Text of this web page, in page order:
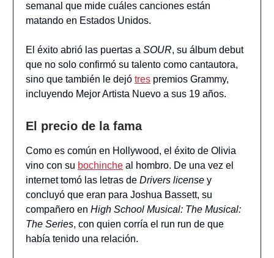
semanal que mide cuáles canciones están
matando en Estados Unidos.
El éxito abrió las puertas a SOUR, su álbum debut
que no solo confirmó su talento como cantautora,
sino que también le dejó tres premios Grammy,
incluyendo Mejor Artista Nuevo a sus 19 años.
El precio de la fama
Como es común en Hollywood, el éxito de Olivia
vino con su bochinche al hombro. De una vez el
internet tomó las letras de Drivers license y
concluyó que eran para Joshua Bassett, su
compañero en High School Musical: The Musical:
The Series, con quien corría el run run de que
había tenido una relación.